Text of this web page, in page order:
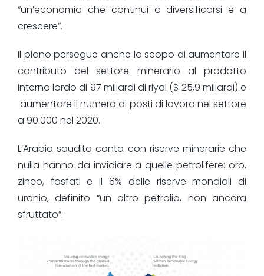
“un’economia che continui a diversificarsi e a
crescere”.
Il piano persegue anche lo scopo di aumentare il
contributo del settore minerario al prodotto
interno lordo di 97 miliardi di riyal ($ 25,9 miliardi) e
aumentare il numero di posti di lavoro nel settore
a 90.000 nel 2020.
L’Arabia saudita conta con riserve minerarie che
nulla hanno da invidiare a quelle petrolifere: oro,
zinco, fosfati e il 6% delle riserve mondiali di
uranio, definito “un altro petrolio, non ancora
sfruttato”.